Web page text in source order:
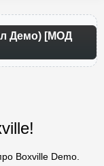
Демо) [МОД
Boxville Demo.